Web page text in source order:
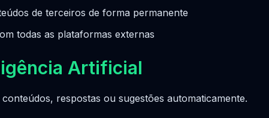
de terceiros de forma permanente
todas as plataformas externas
Artificial
respostas ou sugestões automaticamente.